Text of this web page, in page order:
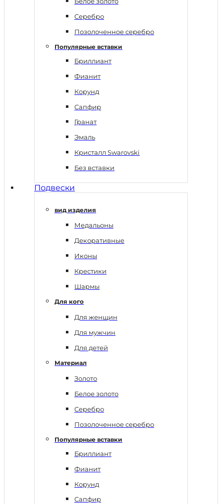
Серебро
Позолоченное серебро
Популярные вставки
Бриллиант
Фианит
Корунд
Сапфир
Гранат
Эмаль
Кристалл Swarovski
Без вставки
Подвески
вид изделия
Медальоны
Декоративные
Иконы
Крестики
Шармы
Для кого
Для женщин
Для мужчин
Для детей
Материал
Золото
Белое золото
Серебро
Позолоченное серебро
Популярные вставки
Бриллиант
Фианит
Корунд
Сапфир